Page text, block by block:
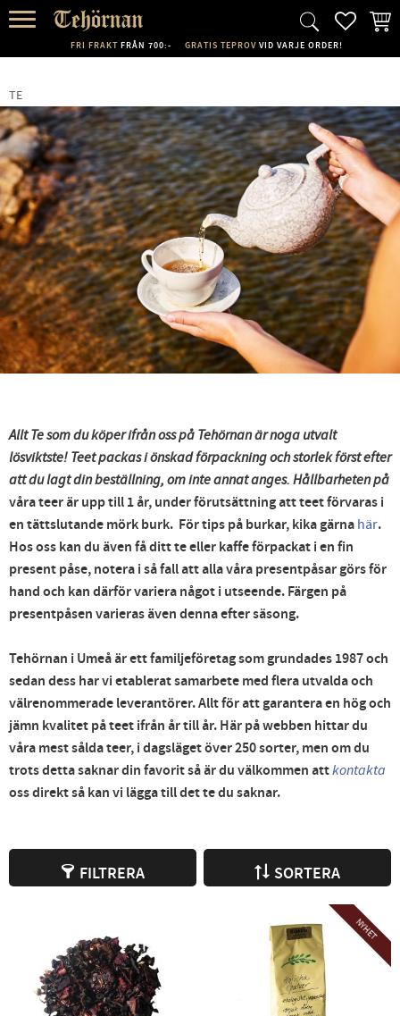
FRI FRAKT FRÅN 700:- GRATIS TEPROV VID VARJE ORDER!
TE
Allt Te som du köper ifrån oss på Tehörnan är noga utvalt
lösviktste! Teet packas i önskad förpackning och storlek först efter
att du lagt din beställning, om inte annat anges. Hållbarheten på
våra teer är upp till 1 år, under förutsättning att teet förvaras i
en tättslutande mörk burk. För tips på burkar, kika gärna här.
Hos oss kan du även få ditt te eller kaffe förpackat i en fin
present påse, notera i så fall att alla våra presentpåsar görs för
hand och kan därför variera något i utseende. Färgen på
presentpåsen varieras även denna efter säsong.
Tehörnan i Umeå är ett familjeföretag som grundades 1987 och
sedan dess har vi etablerat samarbete med flera utvalda och
välrenommerade leverantörer. Allt för att garantera en hög och
jämn kvalitet på teet ifrån år till år. Här på webben hittar du
våra mest sålda teer, i dagsläget över 250 sorter, men om du
trots detta saknar din favorit så är du välkommen attkontakta
oss direkt så kan vi lägga till det te du saknar.
FILTRERA SORTERA
NYHET